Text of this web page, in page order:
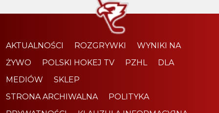
AKTUALNOŚCI ROZGRYWKI
WYNIKI NA
ŻYWO
POLSKI HOKEJ TV PZHL
DLA
MEDIÓW
SKLEP
STRONA ARCHIWALNA
POLITYKA